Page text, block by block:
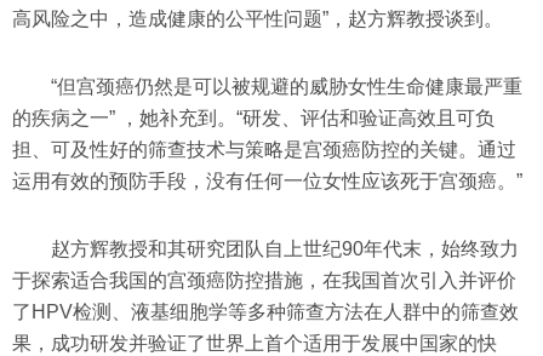
高风险之中，造成健康的公平性问题”，赵方辉教授谈到。
“但宫颈癌仍然是可以被规避的威胁女性生命健康最严重
的疾病之一” ，她补充到。“研发、评估和验证高效且可负
担、可及性好的筛查技术与策略是宫颈癌防控的关键。通过
运用有效的预防手段，没有任何一位女性应该死于宫颈癌。”
赵方辉教授和其研究团队自上世纪90年代末，始终致力
于探索适合我国的宫颈癌防控措施，在我国首次引入并评价
了HPV检测、液基细胞学等多种筛查方法在人群中的筛查效
果，成功研发并验证了世界上首个适用于发展中国家的快